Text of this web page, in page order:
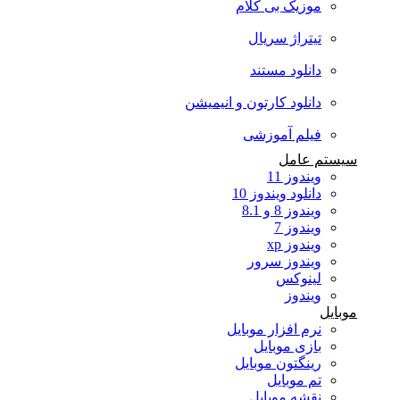
موزیک بی کلام
تیتراژ سریال
دانلود مستند
دانلود کارتون و انیمیشن
فیلم آموزشی
سیستم عامل
ویندوز 11
دانلود ویندوز 10
ویندوز 8 و 8.1
ویندوز 7
ویندوز xp
ویندوز سرور
لینوکس
ویندوز
موبایل
نرم افزار موبایل
بازی موبایل
رینگتون موبایل
تم موبایل
نقشه موبایل